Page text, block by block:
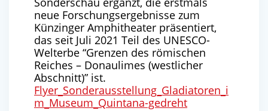
neue Forschungsergebnisse zum
Künzinger Amphitheater präsentiert,
das seit Juli 2021 Teil des UNESCO-
Welterbe “Grenzen des römischen
Reiches – Donaulimes (westlicher
Abschnitt)” ist.
Flyer_Sonderausstellung_Gladiatoren_i
m_Museum_Quintana-gedreht